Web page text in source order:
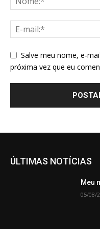
Salve meu nome, e-
próxima vez que eu
ÚLTIMAS NOTÍCIAS
Meu
05/08/